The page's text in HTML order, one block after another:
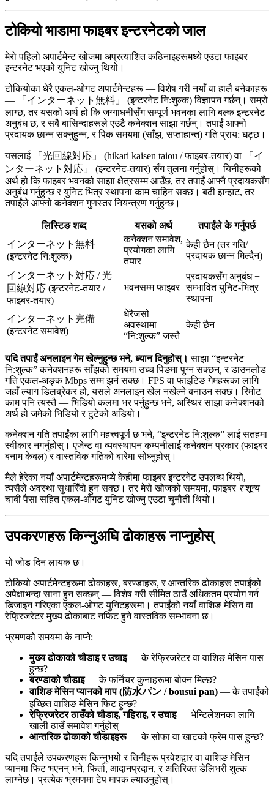
टोकियो भाडामा फाइबर इन्टरनेटको जाल
मेरो पहिलो अपार्टमेन्ट खोजमा अप्रत्याशित कठिनाइहरूमध्ये एउटा फाइबर
इन्टरनेट भएको युनिट खोज्नु थियो।
टोकियोका धेरै एकल-ओगट अपार्टमेन्टहरू — विशेष गरी नयाँ वा हालै बनेकाहरू
— 「インターネット無料」 (इन्टरनेट नि:शुल्क) विज्ञापन गर्छन्। राम्रो
लाग्छ, तर यसको अर्थ हो कि जग्गाधनीसँग सम्पूर्ण भवनका लागि बल्क इन्टरनेट
अनुबंध छ, र सबै बासिन्दाहरूले एउटै कनेक्शन साझा गर्छन्। तपाईं आफ्नो
प्रदायक छान्न सक्नुहुन्न, र पिक समयमा (साँझ, सप्ताहान्त) गति प्राय: घट्छ।
यसलाई 「光回線対応」 (hikari kaisen taiou / फाइबर-तयार) वा 「イ
ンターネット対応」 (इन्टरनेट-तयार) सँग तुलना गर्नुहोस्। यिनीहरूको
अर्थ हो कि फाइबर भवनको साझा क्षेत्रसम्म आउँछ, तर तपाईं आफ्नै प्रदायकसँग
अनुबंध गर्नुहुन्छ र युनिट भित्र स्थापना काम चाहिन सक्छ। बढी झन्झट, तर
तपाईंले आफ्नो कनेक्शन गुणस्तर नियन्त्रण गर्नुहुन्छ।
लिस्टिङ शब्द यसको अर्थ
तपाईंले के गर्नुपर्छ
インターネット無料
(इन्टरनेट नि:शुल्क)
कनेक्शन समावेश,
प्रयोगका लागि
तयार
केही छैन (तर गति/
प्रदायक छान्न मिल्दैन)
インターネット対応 / 光
回線対応 (इन्टरनेट-तयार /
फाइबर-तयार)
भवनसम्म फाइबर
प्रदायकसँग अनुबंध +
सम्भावित युनिट-भित्र
स्थापना
インターネット完備
(इन्टरनेट समावेश)
धेरैजसो
अवस्थामा
“नि:शुल्क” जस्तै
केही छैन
यदि तपाईं अनलाइन गेम खेल्नुहुन्छ भने, ध्यान दिनुहोस्। साझा “इन्टरनेट
नि:शुल्क” कनेक्शनहरू साँझको समयमा उच्च पिङमा पुग्न सक्छन्, र डाउनलोड
गति एकल-अङ्क Mbps सम्म झर्न सक्छ। FPS वा फाइटिङ गेमहरूका लागि
जहाँ ल्याग डिलब्रेकर हो, यसले अनलाइन खेल नखेल्ने बनाउन सक्छ। रिमोट
काम पनि त्यस्तै — भिडियो कलमा भर पर्नुहुन्छ भने, अस्थिर साझा कनेक्शनको
अर्थ हो जमेको भिडियो र टुटेको अडियो।
कनेक्शन गति तपाईंका लागि महत्त्वपूर्ण छ भने, “इन्टरनेट नि:शुल्क” लाई सतहमा
स्वीकार नगर्नुहोस्। एजेन्ट वा व्यवस्थापन कम्पनीलाई कनेक्शन प्रकार (फाइबर
बनाम केबल) र वास्तविक गतिको बारेमा सोध्नुहोस्।
मैले हेरेका नयाँ अपार्टमेन्टहरूमध्ये केहीमा फाइबर इन्टरनेट उपलब्ध थियो,
त्यसैले अवस्था सुधारिँदो हुन सक्छ। तर मेरो खोजको समयमा, फाइबर रशून्य
चाबी पैसा सहित एकल-ओगट युनिट खोज्नु एउटा चुनौती थियो।
उपकरणहरू किन्नुअघि ढोकाहरू नाप्नुहोस्
यो जोड दिन लायक छ।
टोकियो अपार्टमेन्टहरूमा ढोकाहरू, बरण्डाहरू, र आन्तरिक ढोकाहरू तपाईंको
अपेक्षाभन्दा साना हुन सक्छन् — विशेष गरी सीमित ठाउँ अधिकतम प्रयोग गर्न
डिजाइन गरिएका एकल-ओगट युनिटहरूमा। तपाईंको नयाँ वाशिङ मेसिन वा
रेफ्रिजरेटर मुख्य ढोकाबाट नफिट हुने वास्तविक सम्भावना छ।
भ्रमणको समयमा के नाप्ने:
मुख्य ढोकाको चौडाइ र उचाइ— के रेफ्रिजरेटर वा वाशिङ मेसिन पास
हुन्छ?
बरण्डाको चौडाइ— के फर्निचर कुनाहरूमा बोक्न मिल्छ?
वाशिङ मेसिन प्यानको माप (防水パン / bousui pan) — के तपाईंको
इच्छित वाशिङ मेसिन फिट हुन्छ?
रेफ्रिजरेटर ठाउँको चौडाइ, गहिराइ, र उचाइ— भेन्टिलेशनका लागि
खाली ठाउँ समावेश गर्नुहोस्
आन्तरिक ढोकाको चौडाइहरू— के सोफा वा खाटको फ्रेम पास हुन्छ?
यदि तपाईंले उपकरणहरू किन्नुभयो र तिनीहरू प्रवेशद्वार वा वाशिङ मेसिन
प्यानमा फिट भएनन् भने, फिर्ता, आदानप्रदान, र अतिरिक्त डेलिभरी शुल्क
लाग्नेछ। प्रत्येक भ्रमणमा टेप मापक ल्याउनुहोस्।